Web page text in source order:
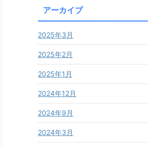
アーカイブ
2025年3月
2025年2月
2025年1月
2024年12月
2024年9月
2024年3月